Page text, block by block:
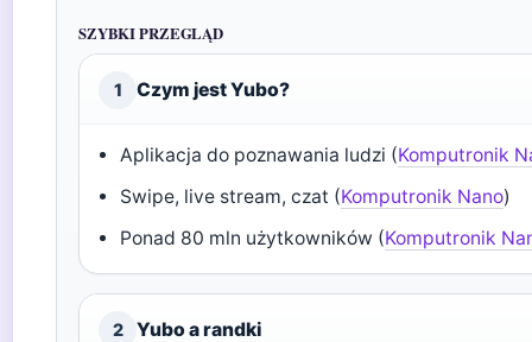
SZYBKI PRZEGLĄD
1 Czym jest Yubo?
Aplikacja do poznawania ludzi (Komputronik
Swipe, live stream, czat (Komputronik Nano)
Ponad 80 mln użytkowników (Komputronik
2 Yubo a randki